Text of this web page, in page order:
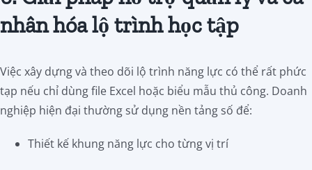
nhân hóa lộ trình học tập
Việc xây dựng và theo dõi lộ trình năng lực có thể rất phức
tạp nếu chỉ dùng file Excel hoặc biểu mẫu thủ công. Doanh
nghiệp hiện đại thường sử dụng nền tảng số để:
Thiết kế khung năng lực cho từng vị trí